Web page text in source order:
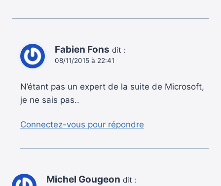
Fabien Fons dit :
08/11/2015 à 22:41
N’étant pas un expert de la suite de Microsoft,
je ne sais pas..
Connectez-vous pour répondre
Michel Gougeon dit :